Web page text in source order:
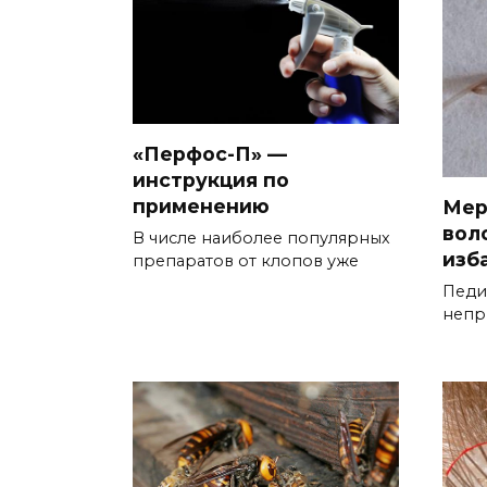
«Перфос-П» —
инструкция по
применению
В числе наиболее популярных
препаратов от клопов уже